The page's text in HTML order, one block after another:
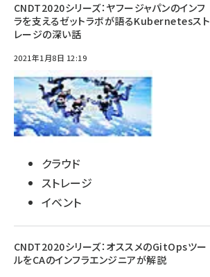
CNDT2020シリーズ：ヤフージャパンのインフ
ラを支えるゼットラボが語るKubernetesスト
レージの深い話
2021年1月8日 12:19
クラウド
ストレージ
イベント
CNDT2020シリーズ：オススメのGitOpsツー
ルをCAのインフラエンジニアが解説